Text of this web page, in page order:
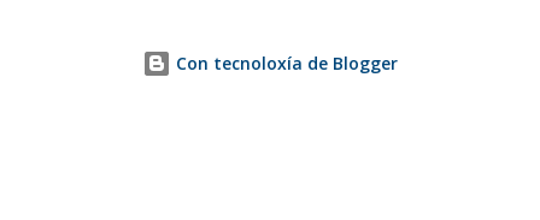
Con tecnoloxía de Blogger